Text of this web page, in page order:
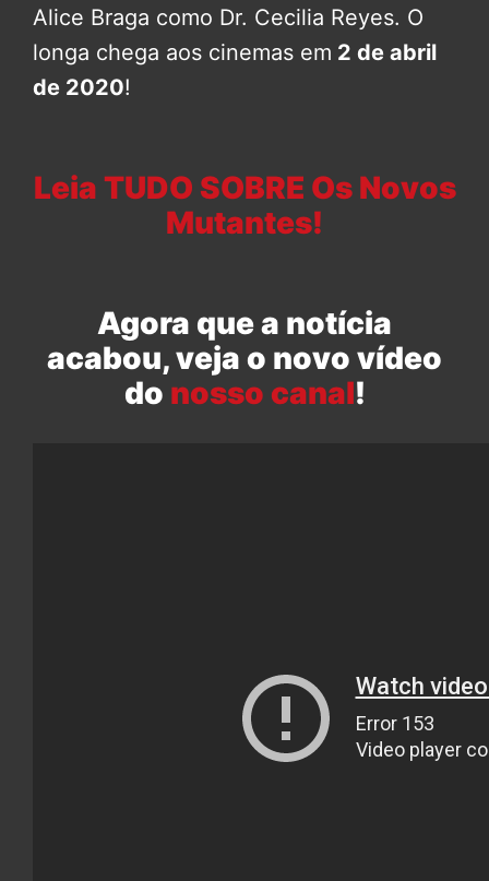
Alice Braga como Dr. Cecilia Reyes. O
longa chega aos cinemas em 2 de abril
de 2020!
Leia TUDO SOBRE Os Novos
Mutantes!
Agora que a notícia
acabou, veja o novo vídeo
do nosso canal!